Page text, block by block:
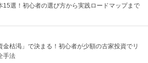
15選！初心者の選び方から実践ロードマップまで
枯渇」で決まる！初心者が少額の古家投資でリ
手法